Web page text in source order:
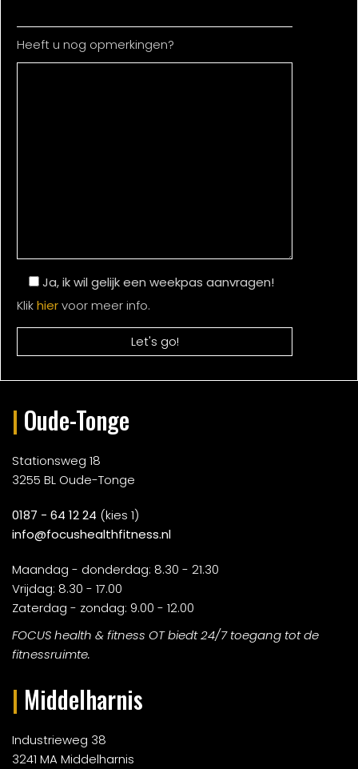
Heeft u nog opmerkingen?
Ja, ik wil gelijk een weekpas aanvragen!
Klikhiervoor meer info.
| Oude-Tonge
Stationsweg 18
3255 BL Oude-Tonge
0187 - 64 12 24 (kies 1)
info@focushealthfitness.nl
Maandag - donderdag: 8.30 - 21.30
Vrijdag: 8.30 - 17.00
Zaterdag - zondag: 9.00 - 12.00
FOCUS health & fitness OT biedt 24/7 toegang tot de
fitnessruimte.
| Middelharnis
Industrieweg 38
3241 MA Middelharnis